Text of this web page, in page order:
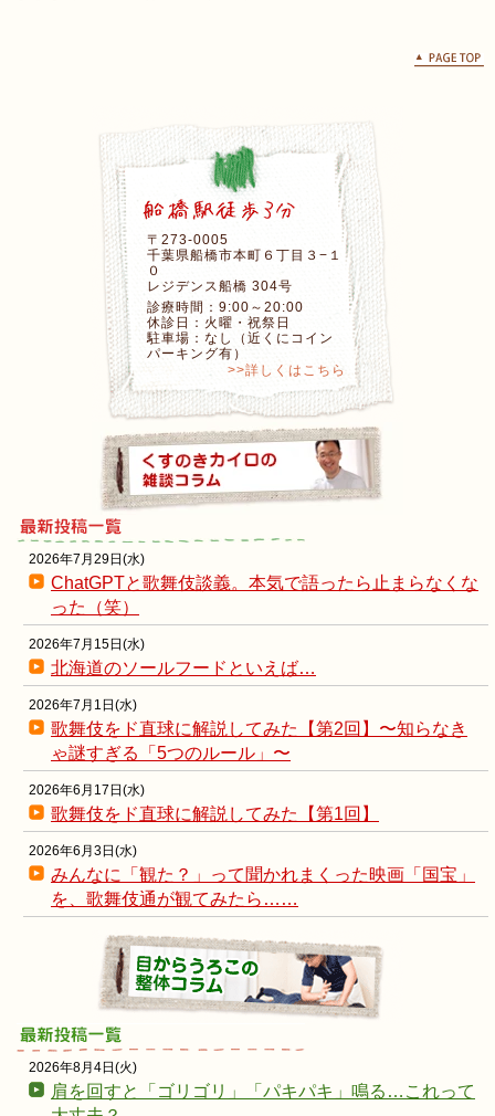
〒273-0005
千葉県船橋市本町６丁目３−１
０
レジデンス船橋 304号
診療時間：9:00～20:00
休診日：火曜・祝祭日
駐車場：なし（近くにコイン
パーキング有）
>>詳しくはこちら
2026年7月29日(水)
ChatGPTと歌舞伎談義。本気で語ったら止まらなくな
った（笑）
2026年7月15日(水)
北海道のソールフードといえば…
2026年7月1日(水)
歌舞伎をド直球に解説してみた【第2回】〜知らなき
ゃ謎すぎる「5つのルール」〜
2026年6月17日(水)
歌舞伎をド直球に解説してみた【第1回】
2026年6月3日(水)
みんなに「観た？」って聞かれまくった映画「国宝」
を、歌舞伎通が観てみたら……
2026年8月4日(火)
肩を回すと「ゴリゴリ」「パキパキ」鳴る…これって